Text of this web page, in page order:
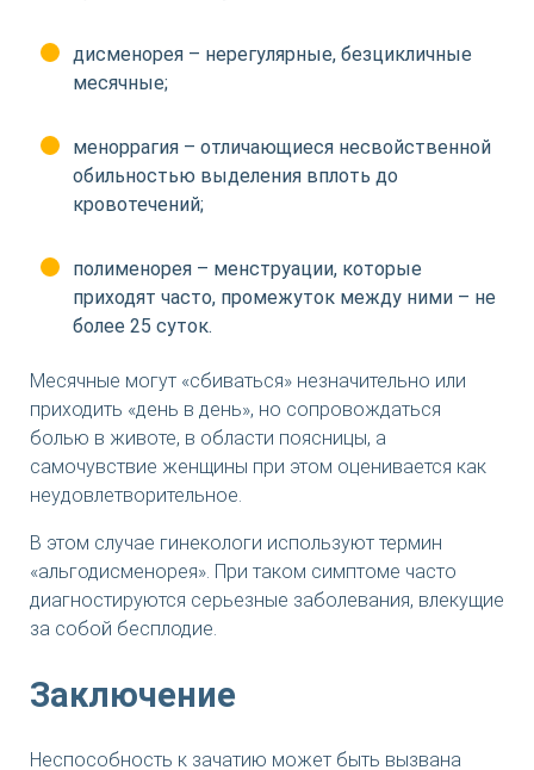
дисменорея – нерегулярные, безцикличные
месячные;
меноррагия – отличающиеся несвойственной
обильностью выделения вплоть до
кровотечений;
полименорея – менструации, которые
приходят часто, промежуток между ними – не
более 25 суток.
Месячные могут «сбиваться» незначительно или
приходить «день в день», но сопровождаться
болью в животе, в области поясницы, а
самочувствие женщины при этом оценивается как
неудовлетворительное.
В этом случае гинекологи используют термин
«альгодисменорея». При таком симптоме часто
диагностируются серьезные заболевания, влекущие
за собой бесплодие.
Заключение
Неспособность к зачатию может быть вызвана